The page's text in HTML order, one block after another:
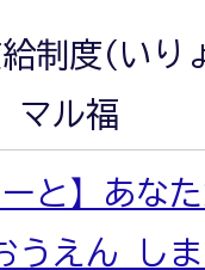
給制度(い
マル福
ーと】あな
うえん し